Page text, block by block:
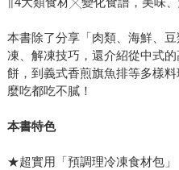
本書除了分享「肉類、海鮮、
凍、解凍技巧，還介紹從中式
餅，到義式香煎旗魚排等多樣
麼吃都吃不膩！
本書特色
★超實用「預調理冷凍食材包